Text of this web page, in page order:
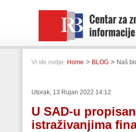
Vi ste ovdje: Home > BLOG > Naš
Utorak, 13 Rujan 2022 14:12
U SAD-u
istraživanjima